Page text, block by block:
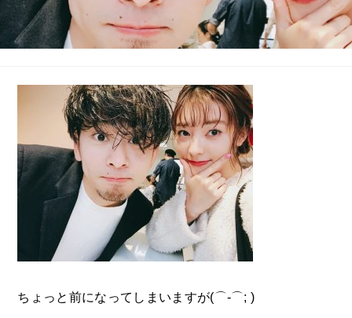
ちょっと前になってしまいますが(⌒-⌒; )